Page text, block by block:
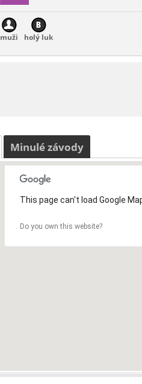
muži holý luk
Minulé závody
This page can't load Google
Do you own this website?